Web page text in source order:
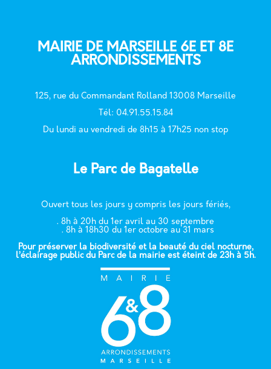
MAIRIE DE MARSEILLE 6E ET 8E
ARRONDISSEMENTS
125, rue du Commandant Rolland 13008 Marseille
Tél: 04.91.55.15.84
Du lundi au vendredi de 8h15 à 17h25 non stop
Le Parc de Bagatelle
Ouvert tous les jours y compris les jours fériés,
. 8h à 20h du 1er avril au 30 septembre
. 8h à 18h30 du 1er octobre au 31 mars
Pour préserver la biodiversité et la beauté du ciel nocturne,
l’éclairage public du Parc de la mairie est éteint de 23h à 5h.